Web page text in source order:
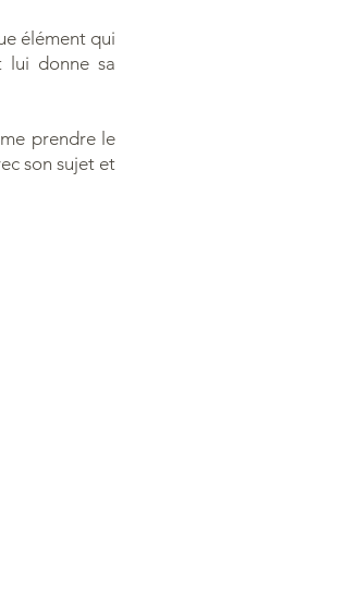
élément qui
lui donne sa
prendre le
son sujet et